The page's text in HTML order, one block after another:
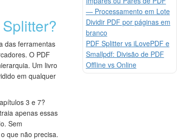
das ferramentas
O PDF
Um livro
em qualquer
3 e 7?
apenas essas
Sem
que não precisa.
— Processamento em Lote
Dividir PDF por páginas em
branco
PDF Splitter vs iLovePDF e
Smallpdf: Divisão de PDF
Offline vs Online